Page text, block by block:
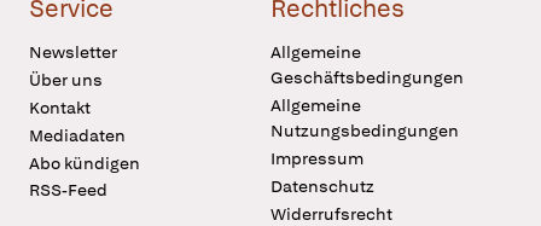
Service
Newsletter
Über uns
Kontakt
Mediadaten
Abo kündigen
RSS-Feed
Rechtliches
Allgemeine
Geschäftsbedingungen
Allgemeine
Nutzungsbedingungen
Impressum
Datenschutz
Widerrufsrecht